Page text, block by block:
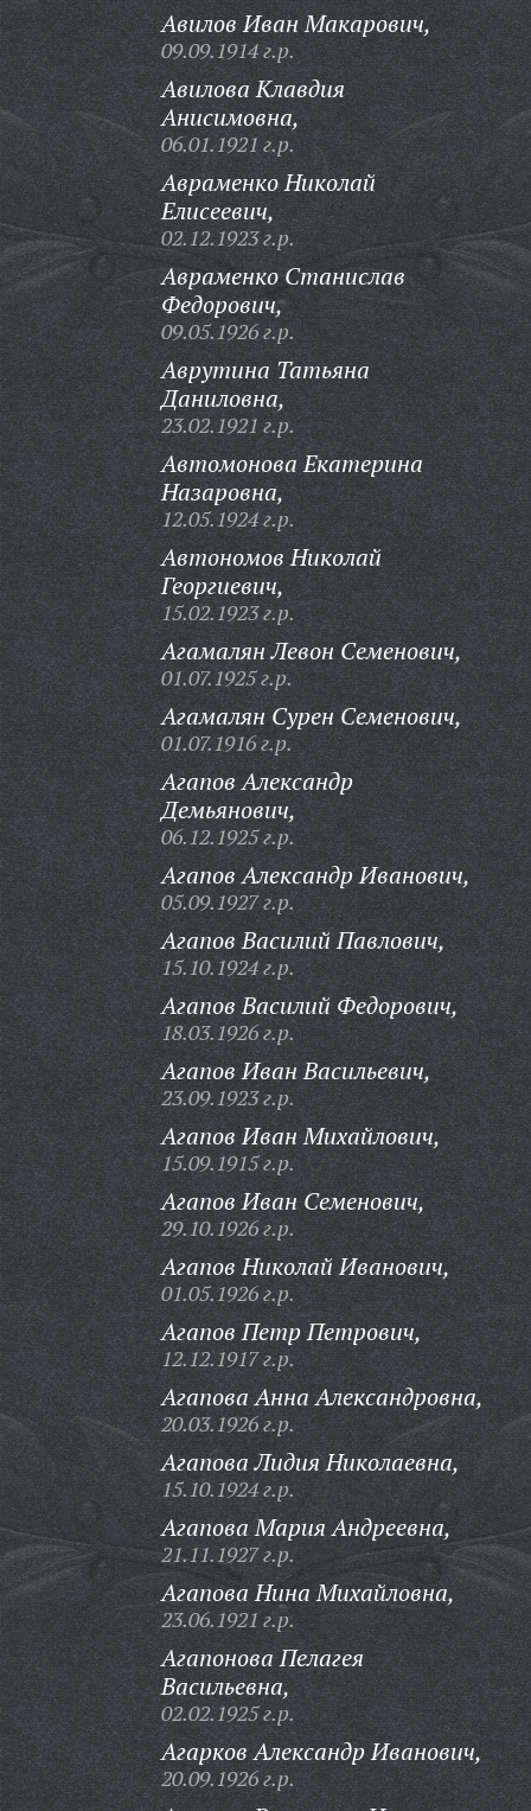
Авилов Иван Макарович,
09.09.1914 г.р.
Авилова Клавдия
Анисимовна,
06.01.1921 г.р.
Авраменко Николай
Елисеевич,
02.12.1923 г.р.
Авраменко Станислав
Федорович,
09.05.1926 г.р.
Аврутина Татьяна
Даниловна,
23.02.1921 г.р.
Автомонова Екатерина
Назаровна,
12.05.1924 г.р.
Автономов Николай
Георгиевич,
15.02.1923 г.р.
Агамалян Левон Семенович,
01.07.1925 г.р.
Агамалян Сурен Семенович,
01.07.1916 г.р.
Агапов Александр
Демьянович,
06.12.1925 г.р.
Агапов Александр Иванович,
05.09.1927 г.р.
Агапов Василий Павлович,
15.10.1924 г.р.
Агапов Василий Федорович,
18.03.1926 г.р.
Агапов Иван Васильевич,
23.09.1923 г.р.
Агапов Иван Михайлович,
15.09.1915 г.р.
Агапов Иван Семенович,
29.10.1926 г.р.
Агапов Николай Иванович,
01.05.1926 г.р.
Агапов Петр Петрович,
12.12.1917 г.р.
Агапова Анна Александровна,
20.03.1926 г.р.
Агапова Лидия Николаевна,
15.10.1924 г.р.
Агапова Мария Андреевна,
21.11.1927 г.р.
Агапова Нина Михайловна,
23.06.1921 г.р.
Агапонова Пелагея
Васильевна,
02.02.1925 г.р.
Агарков Александр Иванович,
20.09.1926 г.р.